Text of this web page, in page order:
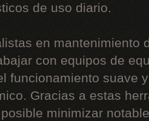
de uso diario.
en mantenimiento
con equipos de
funcionamiento suave
Gracias a estas
minimizar